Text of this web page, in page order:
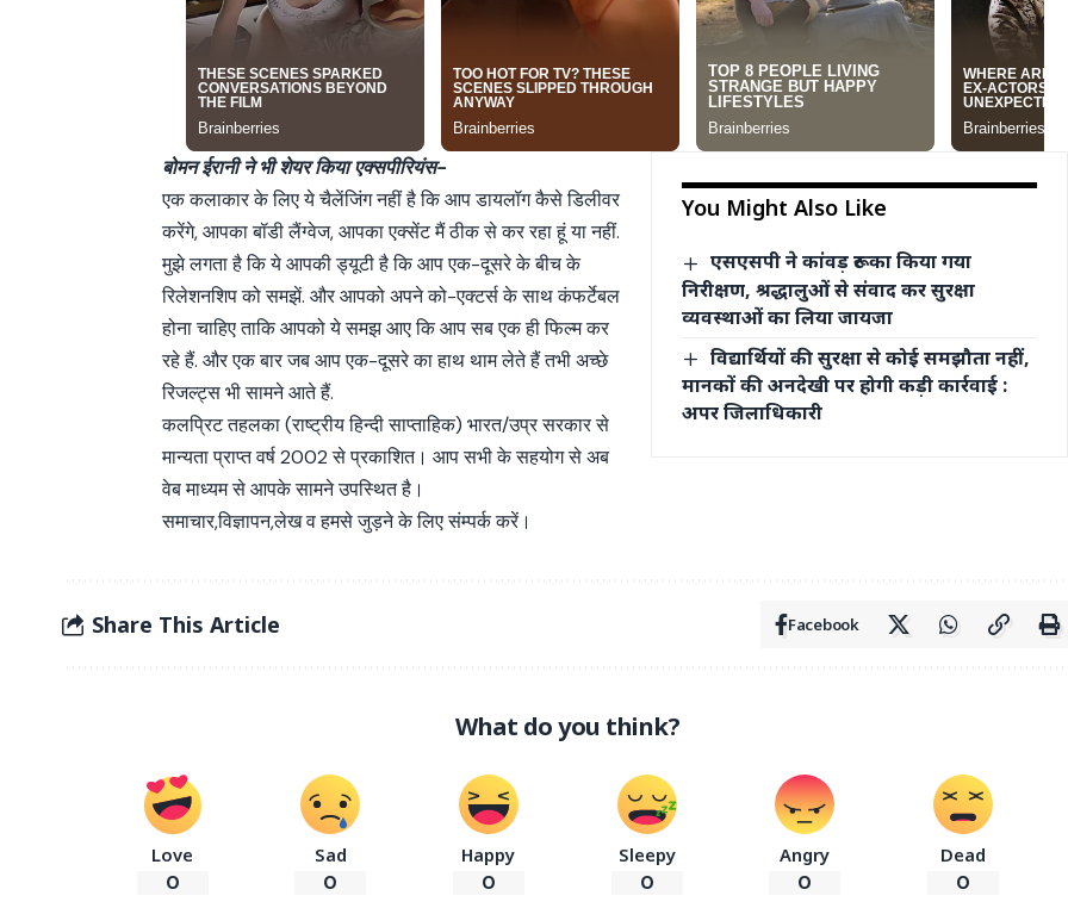
You Might Also Like
एसएसपी ने कांवड़ रूट का किया गया
निरीक्षण, श्रद्धालुओं से संवाद कर सुरक्षा
व्यवस्थाओं का लिया जायजा
विद्यार्थियों की सुरक्षा से कोई समझौता नहीं,
मानकों की अनदेखी पर होगी कड़ी कार्रवाई :
अपर जिलाधिकारी
बोमन ईरानी ने भी शेयर किया एक्सपीरियंस-
एक कलाकार के लिए ये चैलेंजिंग नहीं है कि आप डायलॉग कैसे डिलीवर
करेंगे, आपका बॉडी लैंग्वेज, आपका एक्सेंट मैं ठीक से कर रहा हूं या नहीं.
मुझे लगता है कि ये आपकी ड्यूटी है कि आप एक-दूसरे के बीच के
रिलेशनशिप को समझें. और आपको अपने को-एक्टर्स के साथ कंफर्टेबल
होना चाहिए ताकि आपको ये समझ आए कि आप सब एक ही फिल्म कर
रहे हैं. और एक बार जब आप एक-दूसरे का हाथ थाम लेते हैं तभी अच्छे
रिजल्ट्स भी सामने आते हैं.
कलप्रिट तहलका (राष्ट्रीय हिन्दी साप्ताहिक) भारत/उप्र सरकार से
मान्यता प्राप्त वर्ष 2002 से प्रकाशित। आप सभी के सहयोग से अब
वेब माध्यम से आपके सामने उपस्थित है।
समाचार,विज्ञापन,लेख व हमसे जुड़ने के लिए संम्पर्क करें।
Share This Article Facebook
What do you think?
Love
0
Sad
0
Happy
0
Sleepy
0
Angry
0
Dead
0